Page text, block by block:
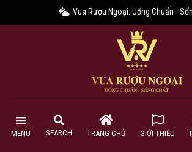
Vua Rượu Ngoại: Uống Chuẩn -
MENU SEARCH TRANG CHỦ GIỚI THIỆU